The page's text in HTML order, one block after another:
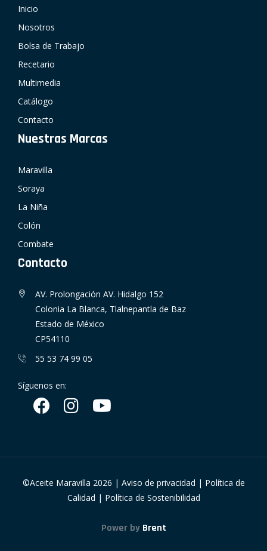
Inicio
Nosotros
Bolsa de Trabajo
Recetario
Multimedia
Catálogo
Contacto
Nuestras Marcas
Maravilla
Soraya
La Niña
Colón
Combate
Contacto
AV. Prolongación AV. Hidalgo 152
Colonia La Blanca, Tlalnepantla de Baz
Estado de México
CP54110
55 53 74 99 05
Síguenos en:
©Aceite Maravilla 2026 | Aviso de privacidad | Política de
Calidad | Política de Sostenibilidad
Power by Brent